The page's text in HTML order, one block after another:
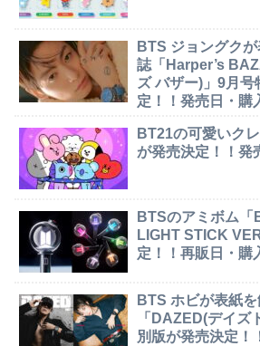
BTS ジョングク
誌「Harper’s
ズ バザー)」9月
定！！発売日・購
BT21の可愛いク
が発売決定！！発
BTSのアミボム
LIGHT STICK
定！！再販日・購
BTS ホビが表紙
「DAZED(デイズ
別版が発売決定！